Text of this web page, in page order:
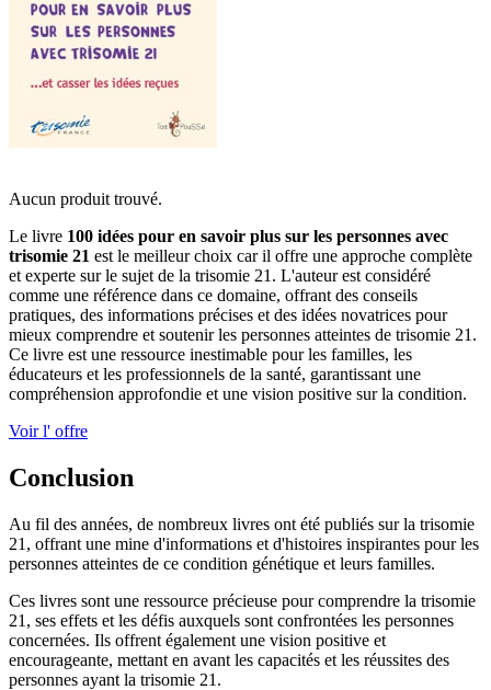
Aucun produit trouvé.
Le livre 100 idées pour en savoir plus sur les personnes avec
trisomie 21 est le meilleur choix car il offre une approche complète
et experte sur le sujet de la trisomie 21. L'auteur est considéré
comme une référence dans ce domaine, offrant des conseils
pratiques, des informations précises et des idées novatrices pour
mieux comprendre et soutenir les personnes atteintes de trisomie 21.
Ce livre est une ressource inestimable pour les familles, les
éducateurs et les professionnels de la santé, garantissant une
compréhension approfondie et une vision positive sur la condition.
Voir l' offre
Conclusion
Au fil des années, de nombreux livres ont été publiés sur la trisomie
21, offrant une mine d'informations et d'histoires inspirantes pour les
personnes atteintes de ce condition génétique et leurs familles.
Ces livres sont une ressource précieuse pour comprendre la trisomie
21, ses effets et les défis auxquels sont confrontées les personnes
concernées. Ils offrent également une vision positive et
encourageante, mettant en avant les capacités et les réussites des
personnes ayant la trisomie 21.